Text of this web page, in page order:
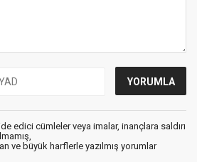
edici cümleler veya imalar, inançlara saldırı
ve büyük harflerle yazılmış yorumlar